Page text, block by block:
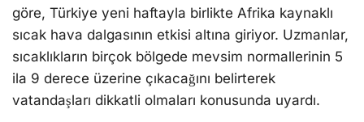
göre, Türkiye yeni haftayla birlikte Afrika kaynaklı
sıcak hava dalgasının etkisi altına giriyor. Uzmanlar,
sıcaklıkların birçok bölgede mevsim normallerinin 5
ila 9 derece üzerine çıkacağını belirterek
vatandaşları dikkatli olmaları konusunda uyardı.